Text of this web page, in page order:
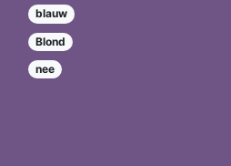
blauw
Blond
nee